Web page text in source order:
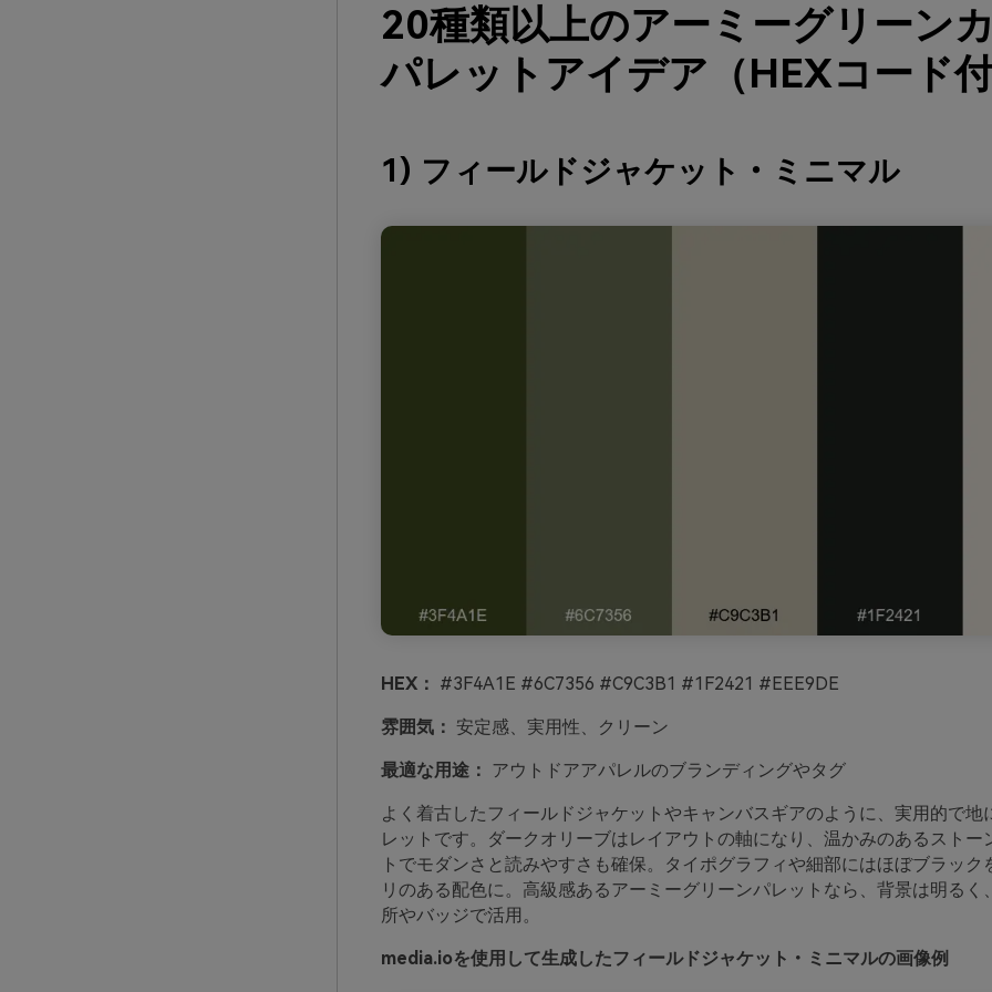
20種類以上のアーミーグリーン
パレットアイデア（HEXコード付
1) フィールドジャケット・ミニマル
HEX： #3F4A1E #6C7356 #C9C3B1 #1F2421 #EEE9DE
雰囲気： 安定感、実用性、クリーン
最適な用途： アウトドアアパレルのブランディングやタグ
よく着古したフィールドジャケットやキャンバスギアのように、実用的で地
レットです。ダークオリーブはレイアウトの軸になり、温かみのあるストー
トでモダンさと読みやすさも確保。タイポグラフィや細部にはほぼブラック
リのある配色に。高級感あるアーミーグリーンパレットなら、背景は明るく
所やバッジで活用。
media.ioを使用して生成したフィールドジャケット・ミニマルの画像例